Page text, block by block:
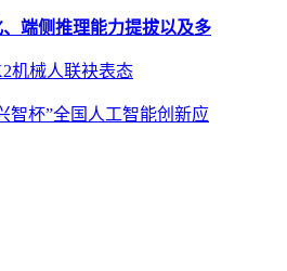
端侧推理能力提拔以及多
机械人联袂表态
智杯”全国人工智能创新应